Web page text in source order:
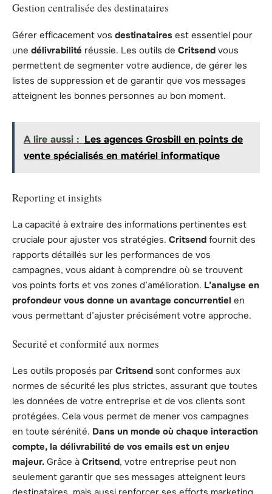
Gestion centralisée des destinataires
Gérer efficacement vos destinataires est essentiel pour
une délivrabilité réussie. Les outils de Critsend vous
permettent de segmenter votre audience, de gérer les
listes de suppression et de garantir que vos messages
atteignent les bonnes personnes au bon moment.
A lire aussi : Les agences Grosbill en points de
vente spécialisés en matériel informatique
Reporting et insights
La capacité à extraire des informations pertinentes est
cruciale pour ajuster vos stratégies. Critsend fournit des
rapports détaillés sur les performances de vos
campagnes, vous aidant à comprendre où se trouvent
vos points forts et vos zones d’amélioration. L’analyse en
profondeur vous donne un avantage concurrentiel en
vous permettant d’ajuster précisément votre approche.
Securité et conformité aux normes
Les outils proposés par Critsend sont conformes aux
normes de sécurité les plus strictes, assurant que toutes
les données de votre entreprise et de vos clients sont
protégées. Cela vous permet de mener vos campagnes
en toute sérénité. Dans un monde où chaque interaction
compte, la délivrabilité de vos emails est un enjeu
majeur. Grâce à Critsend, votre entreprise peut non
seulement garantir que ses messages atteignent leurs